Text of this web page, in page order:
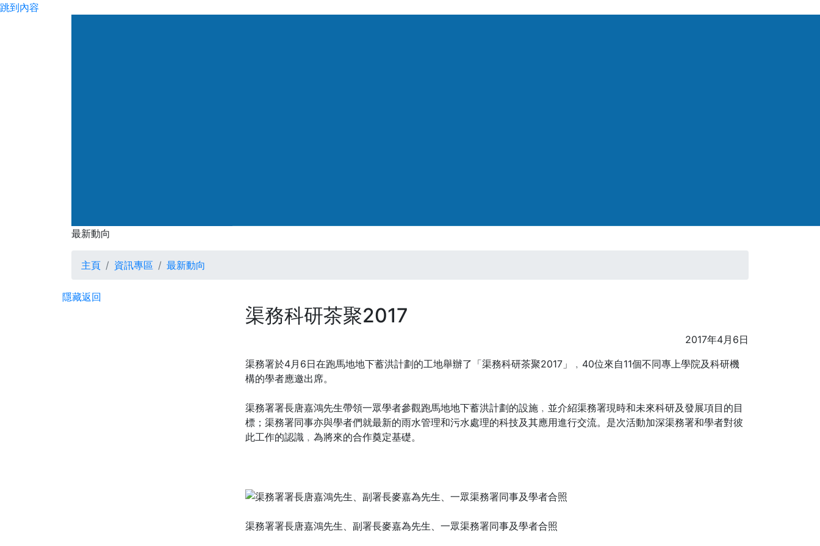
跳到內容
最新動向
最新動向
主頁 資訊專區 最新動向
隱藏返回
渠務科研茶聚2017
2017年4月6日
渠務署於4月6日在跑馬地地下蓄洪計劃的工地舉辦了「渠務科研茶聚2017」﹐40位來自11個不同專上學院及科研機
構的學者應邀出席。
渠務署署長唐嘉鴻先生帶領一眾學者參觀跑馬地地下蓄洪計劃的設施﹐並介紹渠務署現時和未來科研及發展項目的目
標；渠務署同事亦與學者們就最新的雨水管理和污水處理的科技及其應用進行交流。是次活動加深渠務署和學者對彼
此工作的認識﹐為將來的合作奠定基礎。
渠務署署長唐嘉鴻先生、副署長麥嘉為先生、一眾渠務署同事及學者合照